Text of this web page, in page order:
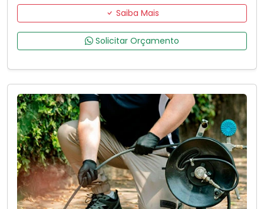
Saiba Mais
Solicitar Orçamento